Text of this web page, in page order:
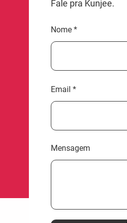
Fale pra Kunjee.
Nome
Email
Mensagem